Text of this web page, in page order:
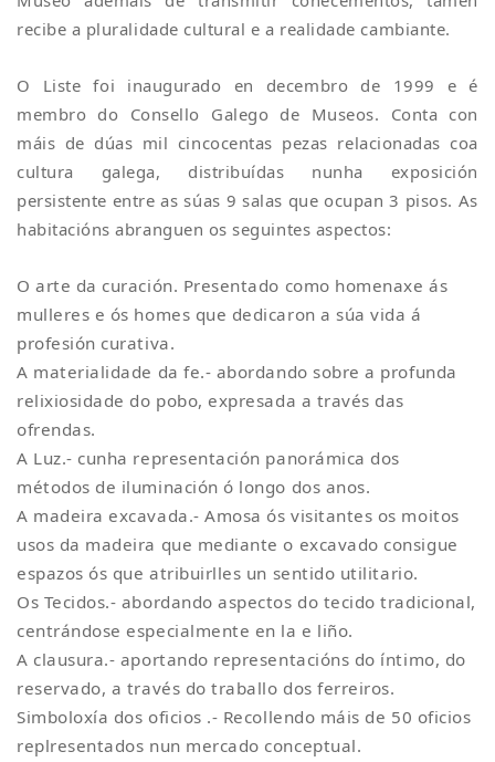
recibe a pluralidade cultural e a realidade cambiante.
O Liste foi inaugurado en decembro de 1999 e é
membro do Consello Galego de Museos. Conta con
máis de dúas mil cincocentas pezas relacionadas coa
cultura galega, distribuídas nunha exposición
persistente entre as súas 9 salas que ocupan 3 pisos. As
habitacións abranguen os seguintes aspectos:
O arte da curación. Presentado como homenaxe ás
mulleres e ós homes que dedicaron a súa vida á
profesión curativa.
A materialidade da fe.- abordando sobre a profunda
relixiosidade do pobo, expresada a través das
ofrendas.
A Luz.- cunha representación panorámica dos
métodos de iluminación ó longo dos anos.
A madeira excavada.- Amosa ós visitantes os moitos
usos da madeira que mediante o excavado consigue
espazos ós que atribuirlles un sentido utilitario.
Os Tecidos.- abordando aspectos do tecido tradicional,
centrándose especialmente en la e liño.
A clausura.- aportando representacións do íntimo, do
reservado, a través do traballo dos ferreiros.
Simboloxía dos oficios .- Recollendo máis de 50 oficios
replresentados nun mercado conceptual.